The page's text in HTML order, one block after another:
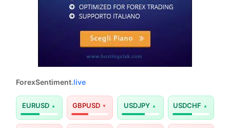
ForexSentiment.live
EURUSD GBPUSD USDJPY USDCHF